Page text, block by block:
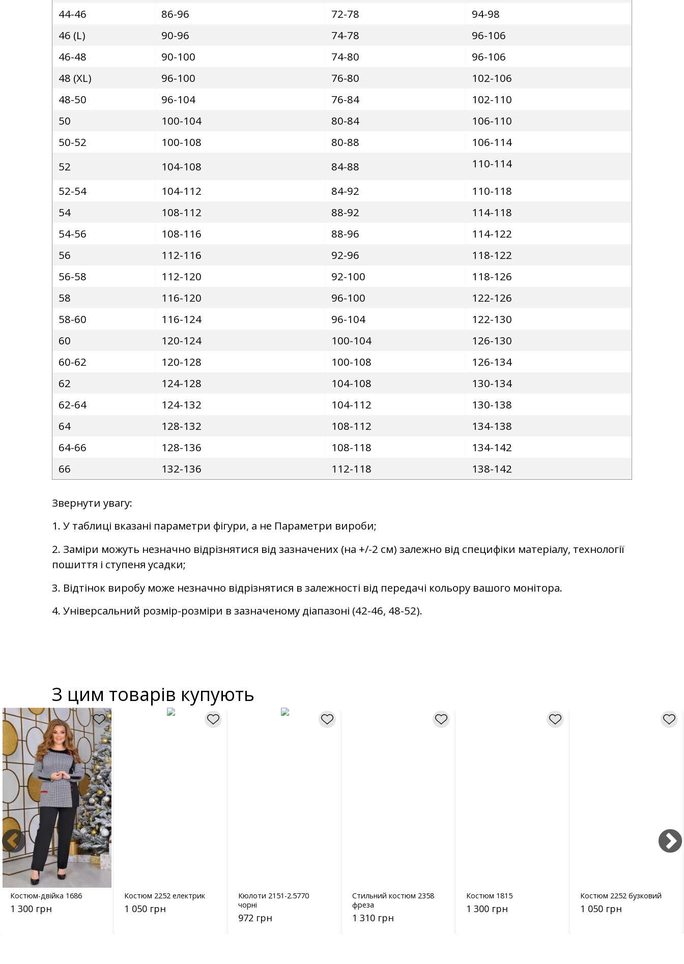
44-46
86-96 72-78
94-98
46 (L)
90-96 74-78
96-106
46-48
90-100 74-80
96-106
48 (XL)
96-100 76-80
102-106
48-50
96-104 76-84
102-110
50
100-104 80-84
106-110
50-52
100-108 80-88
106-114
52
104-108 84-88
110-114
52-54
104-112 84-92
110-118
54
108-112 88-92
114-118
54-56
108-116 88-96
114-122
56
112-116 92-96
118-122
56-58
112-120 92-100
118-126
58
116-120 96-100
122-126
58-60
116-124 96-104
122-130
60
120-124 100-104
126-130
60-62
120-128 100-108
126-134
62
124-128 104-108
130-134
62-64
124-132 104-112
130-138
64
128-132 108-112
134-138
64-66
128-136 108-118
134-142
66
132-136 112-118 138-142
Звернути увагу:
1. У таблиці вказані параметри фігури, а не Параметри вироби;
2. Заміри можуть незначно відрізнятися від зазначених (на +/-2 см) залежно від специфіки матеріалу, технології
пошиття і ступеня усадки;
3. Відтінок виробу може незначно відрізнятися в залежності від передачі кольору вашого монітора.
4. Універсальний розмір-розміри в зазначеному діапазоні (42-46, 48-52).
З цим товарів купують
Костюм-двійка 1686
1 300 грн
Костюм 2252 електрик
1 050 грн
Кюлоти 2151-2.5770
чорні
972 грн
Стильний костюм 2358
фреза
1 310 грн
Костюм 1815
1 300 грн
Костюм 2252 бузковий
1 050 грн